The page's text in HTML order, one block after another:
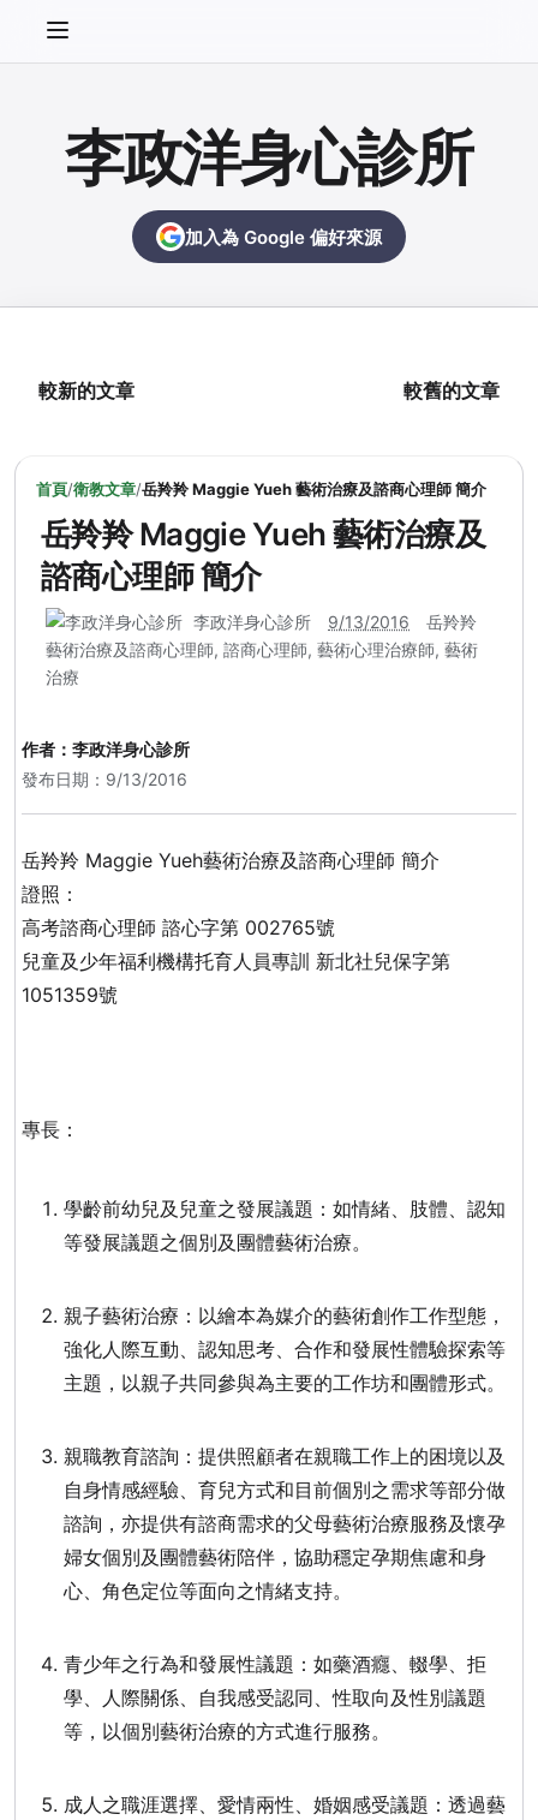
李政洋身心診所
加入為 Google 偏好來源
較新的文章 較舊的文章
首頁/衛教文章/岳羚羚 Maggie Yueh 藝術治療及諮商心理師 簡介
岳羚羚 Maggie Yueh 藝術治療及
諮商心理師 簡介
李政洋身心診所 9/13/2016
岳羚羚
藝術治療及諮商心理師, 諮商心理師, 藝術心理治療師, 藝術
治療
作者： 李政洋身心診所
發布日期：9/13/2016
岳羚羚 Maggie Yueh藝術治療及諮商心理師 簡介
證照：
高考諮商心理師 諮心字第 002765號
兒童及少年福利機構托育人員專訓 新北社兒保字第
1051359號
專長：
學齡前幼兒及兒童之發展議題：如情緒、肢體、認知
等發展議題之個別及團體藝術治療。
親子藝術治療：以繪本為媒介的藝術創作工作型態，
強化人際互動、認知思考、合作和發展性體驗探索等
主題，以親子共同參與為主要的工作坊和團體形式。
親職教育諮詢：提供照顧者在親職工作上的困境以及
自身情感經驗、育兒方式和目前個別之需求等部分做
諮詢，亦提供有諮商需求的父母藝術治療服務及懷孕
婦女個別及團體藝術陪伴，協助穩定孕期焦慮和身
心、角色定位等面向之情緒支持。
青少年之行為和發展性議題：如藥酒癮、輟學、拒
學、人際關係、自我感受認同、性取向及性別議題
等，以個別藝術治療的方式進行服務。
成人之職涯選擇、愛情兩性、婚姻感受議題：透過藝